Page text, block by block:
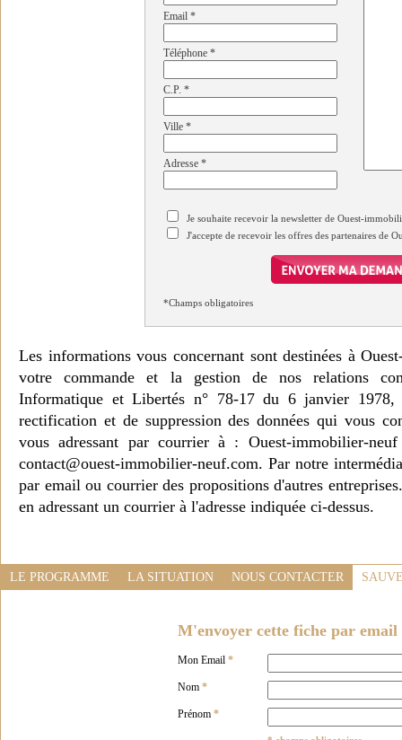
Email *
Téléphone *
C.P. *
Ville *
Adresse *
Je souhaite recevoir la newsletter de Ouest-
J'accepte de recevoir les offres des partenaires de
*Champs obligatoires
Les informations vous concernant sont destinées à
votre commande et la gestion de nos relations
Informatique et Libertés n° 78-17 du 6 janvier 1978,
rectification et de suppression des données qui vous
vous adressant par courrier à : Ouest-immobilier-
contact@ouest-immobilier-neuf.com. Par notre
par email ou courrier des propositions d'autres
en adressant un courrier à l'adresse indiquée ci-dessus.
LE PROGRAMME LA SITUATION NOUS CONTACTER
M'envoyer cette fiche par email
Mon Email *
Nom *
Prénom *